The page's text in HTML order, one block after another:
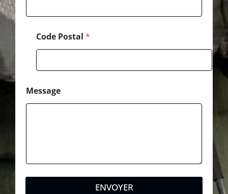
Code Postal *
Message
ENVOYER